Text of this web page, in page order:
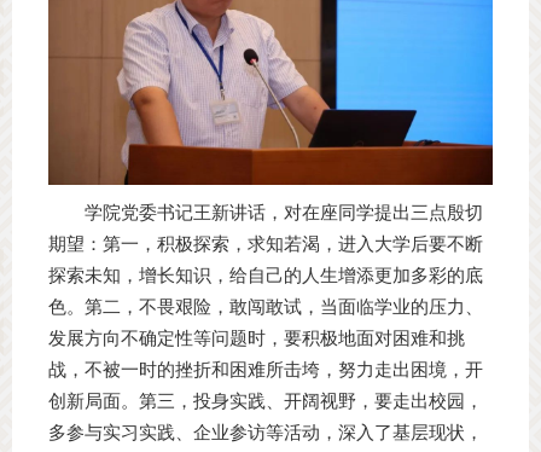
学院党委书记王新讲话，对在座同学提出三点殷切
期望：第一，积极探索，求知若渴，进入大学后要不断
探索未知，增长知识，给自己的人生增添更加多彩的底
色。第二，不畏艰险，敢闯敢试，当面临学业的压力、
发展方向不确定性等问题时，要积极地面对困难和挑
战，不被一时的挫折和困难所击垮，努力走出困境，开
创新局面。第三，投身实践、开阔视野，要走出校园，
多参与实习实践、企业参访等活动，深入了基层现状，